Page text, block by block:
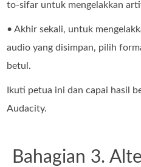
to-sifar untuk mengelakkan
• Akhir sekali, untuk
audio yang disimpan, pilih
betul.
Ikuti petua ini dan capai hasil
Audacity.
Bahagian 3.